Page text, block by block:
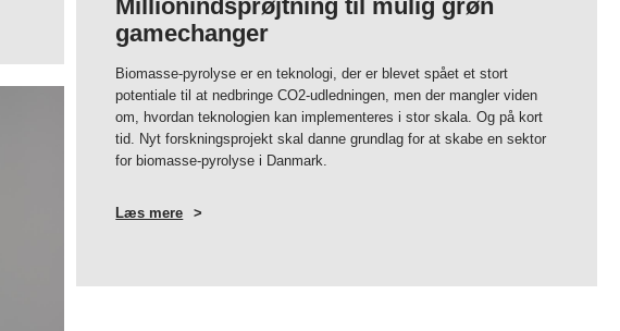
Millionindsprøjtning til mulig grøn
gamechanger
Biomasse-pyrolyse er en teknologi, der er blevet spået et stort
potentiale til at nedbringe CO2-udledningen, men der mangler viden
om, hvordan teknologien kan implementeres i stor skala. Og på kort
tid. Nyt forskningsprojekt skal danne grundlag for at skabe en sektor
for biomasse-pyrolyse i Danmark.
Læs mere OM
MILLIONINDSPRØJTNING